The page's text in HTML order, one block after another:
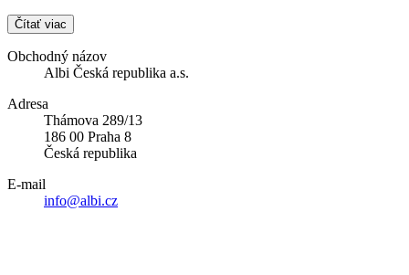
Čítať viac
Obchodný názov
Albi Česká republika a.s.
Adresa
Thámova 289/13
186 00 Praha 8
Česká republika
E-mail
info@albi.cz